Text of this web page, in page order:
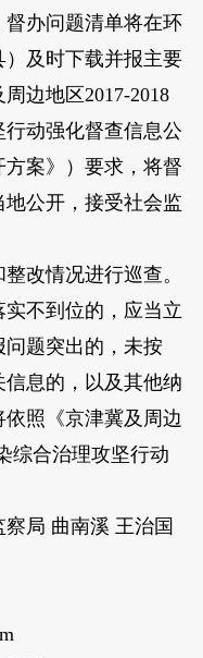
办问题清单将在环
及时下载并报主要
边地区2017-2018
动强化督查信息公
案》）要求，将督
公开，接受社会监
改情况进行巡查。
不到位的，应当立
题突出的，未按
信息的，以及其他纳
照《京津冀及周边
综合治理攻坚行动
局 曲南溪 王治国